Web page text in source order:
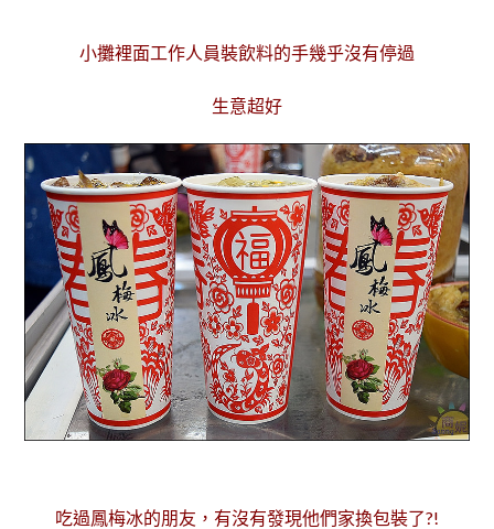
小攤裡面工作人員裝飲料的手幾乎沒有停過
生意超好
吃過鳳梅冰的朋友，有沒有發現他們家換包裝了?!